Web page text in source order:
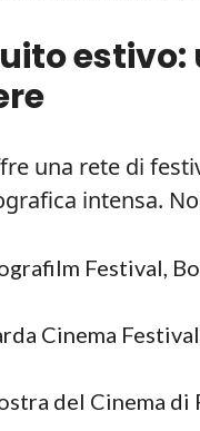
una rete di
intensa.
Festival,
Cinema Festival
del Cinema di